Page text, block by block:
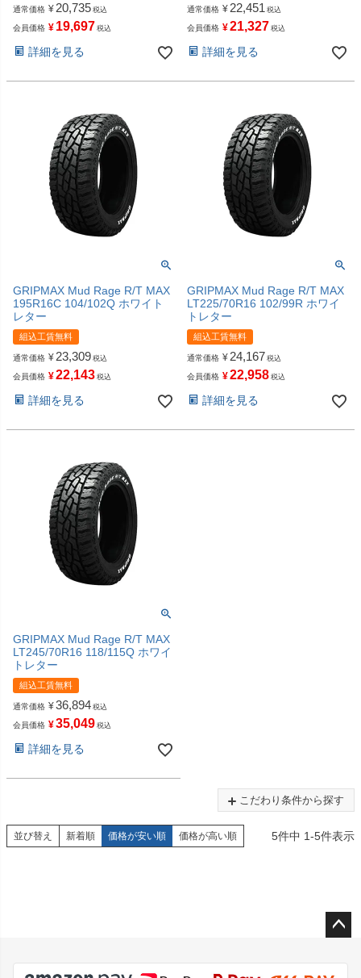
通常価格 ¥ 20,735 税込
会員価格 ¥ 19,697 税込
詳細を見る
通常価格 ¥ 22,451 税込
会員価格 ¥21,327 税込
詳細を見る
GRIPMAX Mud Rage R/T MAX
195R16C 104/102Q ホワイト
レター
組込工賃無料
通常価格 ¥ 23,309 税込
会員価格 ¥22,143 税込
詳細を見る
GRIPMAX Mud Rage R/T MAX
LT225/70R16 102/99R ホワイ
トレター
組込工賃無料
通常価格 ¥ 24,167 税込
会員価格 ¥22,958 税込
詳細を見る
GRIPMAX Mud Rage R/T MAX
LT245/70R16 118/115Q ホワイ
トレター
組込工賃無料
通常価格 ¥36,894 税込
会員価格 ¥35,049 税込
詳細を見る
こだわり条件から探す
並び替え 新着順 価格が安い順 価格が高い順 5件中 1-5件表示
ジト